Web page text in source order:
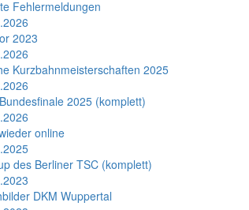
Fehlermeldungen
2023
Kurzbahnmeisterschaften 2025
2025 (komplett)
online
des Berliner TSC (komplett)
DKM Wuppertal